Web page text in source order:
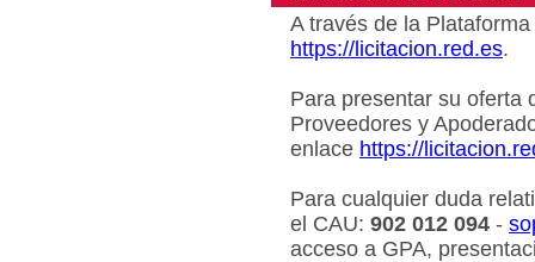
A través de la
https://licitacion.red.es.
Para presentar su oferta
Proveedores y
enlace https://
Para cualquier duda
el CAU: 902 012 094 -
acceso a GPA,